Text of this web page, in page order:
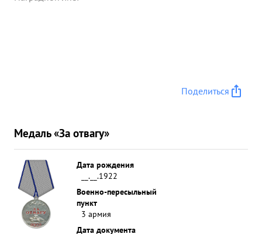
Поделиться
Медаль «За отвагу»
Дата рождения
__.__.1922
Военно-пересыльный
пункт
3 армия
Дата документа